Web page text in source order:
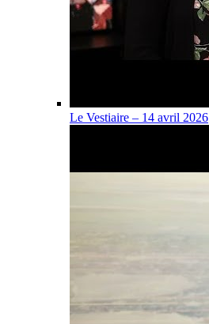
Le Vestiaire – 14 avril 2026